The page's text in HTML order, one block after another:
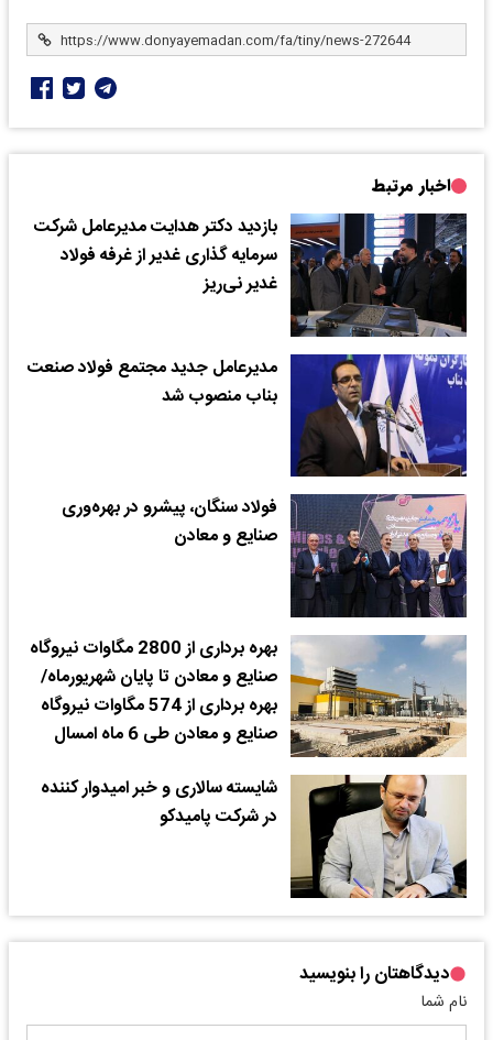
اخبار مرتبط
بازدید دکتر هدایت مدیرعامل شرکت
سرمایه گذاری غدیر از غرفه فولاد
غدیر نی‌ریز
مدیرعامل جدید مجتمع فولاد صنعت
بناب منصوب شد
فولاد سنگان، پیشرو در بهره‌وری
صنایع و معادن
بهره برداری از 2800 مگاوات نیروگاه
صنایع و معادن تا پایان شهریورماه/
بهره برداری از 574 مگاوات نیروگاه
صنایع و معادن طی 6 ماه امسال
شایسته سالاری و خبر امیدوار کننده
در شرکت پامیدکو
دیدگاهتان را بنویسید
نام شما